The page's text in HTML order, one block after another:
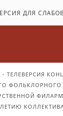
ДЛЯ
- ТЕЛЕВЕРСИЯ
ФОЛЬКЛОРНОГО